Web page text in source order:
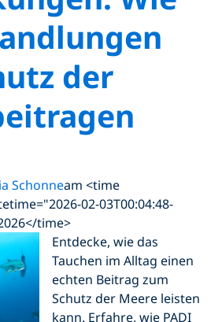
der
Schonneam <time
02-03T00:04:48-
time>
Entdecke, wie das
Tauchen im Alltag einen
echten Beitrag zum
Schutz der Meere leisten
kann. Erfahre, wie PADI